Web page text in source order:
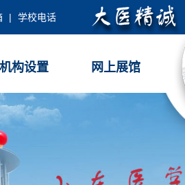
| 学校电话
机构设置 网上展馆